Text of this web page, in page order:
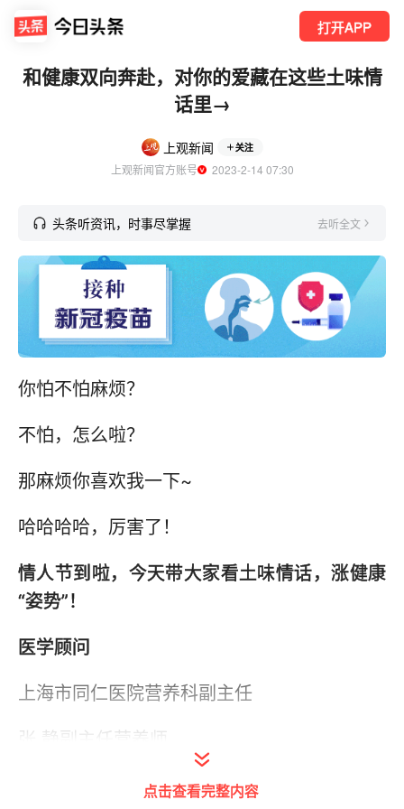
打开APP
和健康双向奔赴，对你的爱藏在这些土味情
话里→
上观新闻 关注
上观新闻官方账号
  2023-2-14 07:30
头条听资讯，时事尽掌握 去听全文
你怕不怕麻烦？
不怕，怎么啦？
那麻烦你喜欢我一下~
哈哈哈哈，厉害了！
情人节到啦，今天带大家看土味情话，涨健康
“姿势”！
医学顾问
上海市同仁医院营养科副主任
土味情话 · 第一弹点击查看完整内容